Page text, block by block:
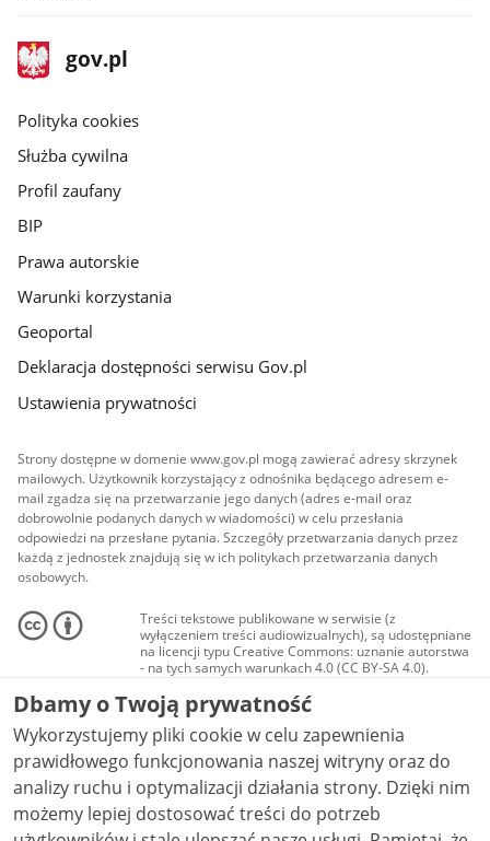
stopka
gov.pl
Strona
gov.pl
gov.pl
Polityka cookies
Służba cywilna
Profil zaufany
BIP
Prawa autorskie
Warunki korzystania
Geoportal
Deklaracja dostępności serwisu Gov.pl
Ustawienia prywatności
Strony dostępne w domenie www.gov.pl mogą zawierać adresy skrzynek
mailowych. Użytkownik korzystający z odnośnika będącego adresem e-
mail zgadza się na przetwarzanie jego danych (adres e-mail oraz
dobrowolnie podanych danych w wiadomości) w celu przesłania
odpowiedzi na przesłane pytania. Szczegóły przetwarzania danych przez
każdą z jednostek znajdują się w ich politykach przetwarzania danych
osobowych.
Treści tekstowe publikowane w serwisie (z
wyłączeniem treści audiowizualnych), są udostępniane
na licencji typu Creative Commons: uznanie autorstwa
- na tych samych warunkach 4.0 (CC BY-SA 4.0).
Materiały audiowizualne, w tym zdjęcia, materiały
audio i wideo, są udostępniane na licencji typu
Creative Commons: uznanie autorstwa użycie
niekomercyjne - bez utworów zależnych 4.0 (CC BY-
NC-ND 4.0), o ile nie jest to stwierdzone inaczej.
Dbamy o Twoją prywatność
Wykorzystujemy pliki cookie w celu zapewnienia
prawidłowego funkcjonowania naszej witryny oraz do
analizy ruchu i optymalizacji działania strony. Dzięki nim
możemy lepiej dostosować treści do potrzeb